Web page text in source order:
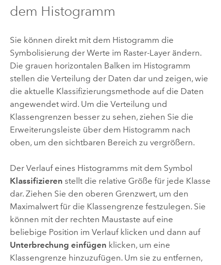
dem Histogramm
Sie können direkt mit dem Histogramm die
Symbolisierung der Werte im Raster-Layer ändern.
Die grauen horizontalen Balken im Histogramm
stellen die Verteilung der Daten dar und zeigen, wie
die aktuelle Klassifizierungsmethode auf die Daten
angewendet wird. Um die Verteilung und
Klassengrenzen besser zu sehen, ziehen Sie die
Erweiterungsleiste über dem Histogramm nach
oben, um den sichtbaren Bereich zu vergrößern.
Der Verlauf eines Histogramms mit dem Symbol
Klassifizieren stellt die relative Größe für jede Klasse
dar. Ziehen Sie den oberen Grenzwert, um den
Maximalwert für die Klassengrenze festzulegen. Sie
können mit der rechten Maustaste auf eine
beliebige Position im Verlauf klicken und dann auf
Unterbrechung einfügen klicken, um eine
Klassengrenze hinzuzufügen. Um sie zu entfernen,